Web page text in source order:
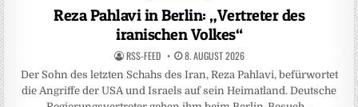
in
Reza Pahlavi in Berlin: „Vertreter des
iranischen Volkes“
RSS-FEED 8. AUGUST 2026
Der Sohn des letzten Schahs des Iran, Reza Pahlavi, befürwortet
die Angriffe der USA und Israels auf sein Heimatland. Deutsche